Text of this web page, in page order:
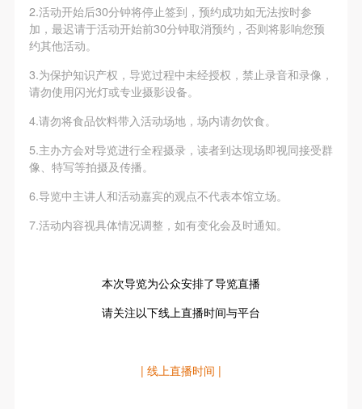
2.活动开始后30分钟将停止签到，预约成功如无法按时参
加，最迟请于活动开始前30分钟取消预约，否则将影响您预
约其他活动。
3.为保护知识产权，导览过程中未经授权，禁止录音和录像，
请勿使用闪光灯或专业摄影设备。
4.请勿将食品饮料带入活动场地，场内请勿饮食。
5.主办方会对导览进行全程摄录，读者到达现场即视同接受群
像、特写等拍摄及传播。
6.导览中主讲人和活动嘉宾的观点不代表本馆立场。
7.活动内容视具体情况调整，如有变化会及时通知。
本次导览为公众安排了导览直播
请关注以下线上直播时间与平台
| 线上直播时间 |